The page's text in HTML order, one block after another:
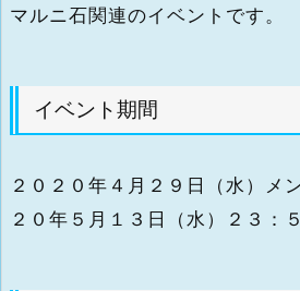
マルニ石関連のイベントです。
イベント期間
２０２０年４月２９日（水）メ
２０年５月１３日（水）２３：